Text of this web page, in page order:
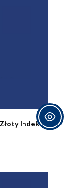
Indeks